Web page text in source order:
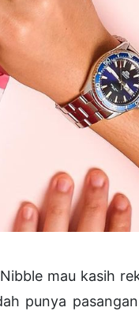
mau kasih
punya